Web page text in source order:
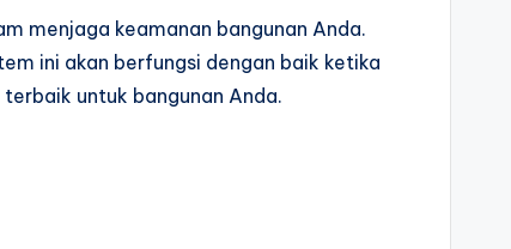
menjaga keamanan bangunan Anda.
ini akan berfungsi dengan baik ketika
untuk bangunan Anda.